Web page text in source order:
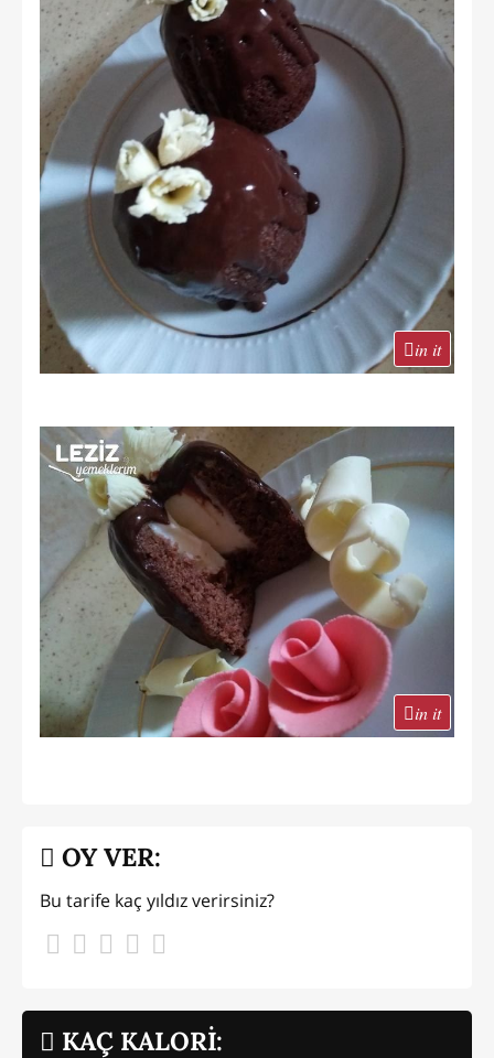
in it
in it
KAÇ KALORİ:
OY VER:
Bu tarife kaç yıldız verirsiniz?